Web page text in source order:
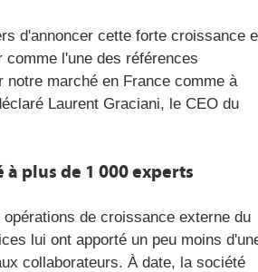
d'annoncer cette forte croissance
comme l'une des références
notre marché en France comme à
Laurent Graciani, le CEO du
plus de 1 000 experts
de croissance externe du
lui ont apporté un peu moins
collaborateurs. À date, la société